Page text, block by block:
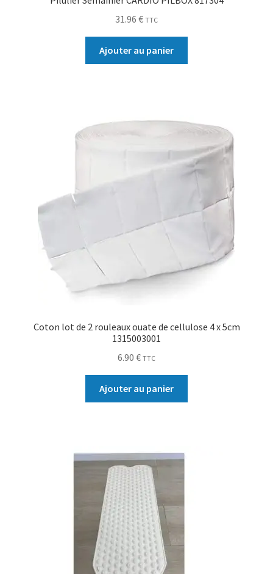
31.96 € TTC
Ajouter au panier
Coton lot de 2 rouleaux ouate de cellulose 4 x 5cm
1315003001
6.90 € TTC
Ajouter au panier